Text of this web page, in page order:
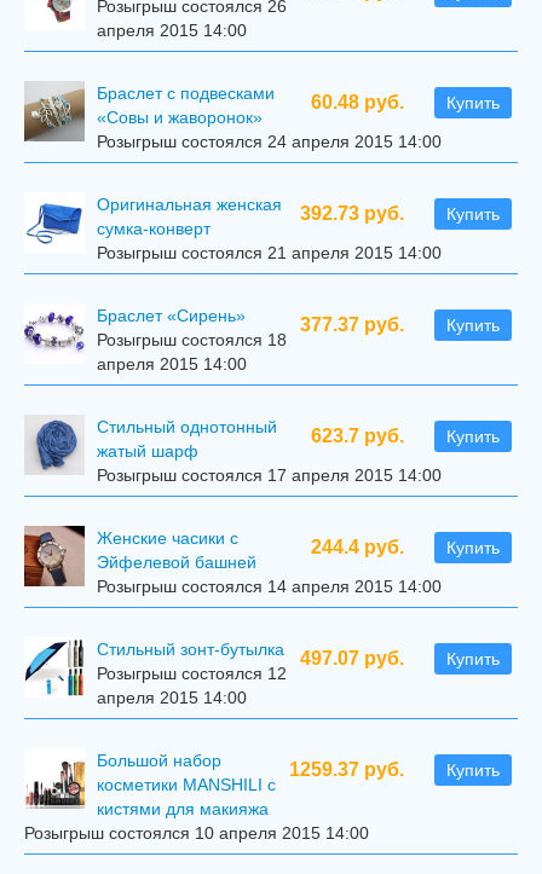
Розыгрыш состоялся 26
апреля 2015 14:00
60.48 руб. Купить
Браслет с подвесками
«Совы и жаворонок»
Розыгрыш состоялся 24 апреля 2015 14:00
392.73 руб. Купить
Оригинальная женская
сумка-конверт
Розыгрыш состоялся 21 апреля 2015 14:00
377.37 руб. Купить
Браслет «Сирень»
Розыгрыш состоялся 18
апреля 2015 14:00
623.7 руб. Купить
Стильный однотонный
жатый шарф
Розыгрыш состоялся 17 апреля 2015 14:00
244.4 руб. Купить
Женские часики с
Эйфелевой башней
Розыгрыш состоялся 14 апреля 2015 14:00
497.07 руб. Купить
Стильный зонт-бутылка
Розыгрыш состоялся 12
апреля 2015 14:00
1259.37 руб. Купить
Большой набор
косметики MANSHILI с
кистями для макияжа
Розыгрыш состоялся 10 апреля 2015 14:00